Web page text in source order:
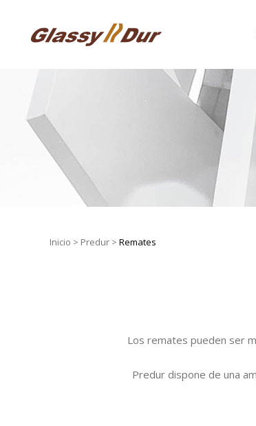
Inicio > Predur > Remates
Los remates pueden ser
Predur dispone de una